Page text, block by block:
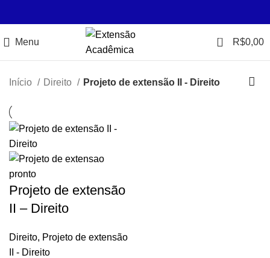
Menu 0 R$0,00
Início Direito Projeto de extensão II - Direito
Projeto de extensão
II – Direito
Direito, Projeto de extensão
II - Direito